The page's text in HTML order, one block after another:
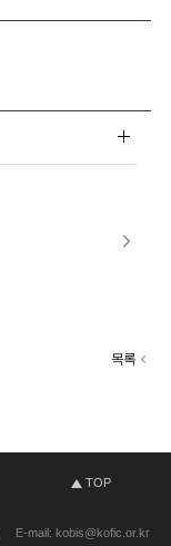
목록
TOP
E-mail: kobis@kofic.or.kr